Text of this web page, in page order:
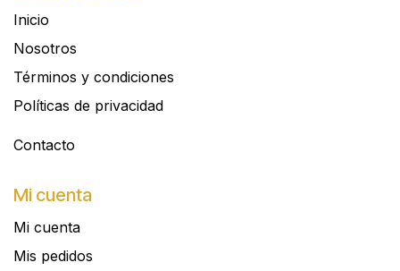
Inicio
Nosotros
Términos y condiciones
Políticas de privacidad
Contacto​
Mi cuenta
Mi cuenta
Mis pedidos